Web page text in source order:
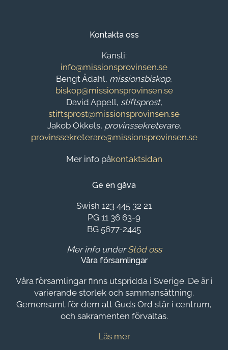
Kontakta oss
Kansli:
info@missionsprovinsen.se
Bengt Ådahl, missionsbiskop,
biskop@missionsprovinsen.se
David Appell, stiftsprost,
stiftsprost@missionsprovinsen.se
Jakob Okkels, provinssekreterare,
provinssekreterare@missionsprovinsen.se
Mer info påkontaktsidan
Ge en gåva
Swish 123 445 32 21
PG 11 36 63-9
BG 5677-2445
Mer info underStöd oss
Våra församlingar
Våra församlingar finns utspridda i Sverige. De är i
varierande storlek och sammansättning.
Gemensamt för dem att Guds Ord står i centrum,
och sakramenten förvaltas.
Läs mer